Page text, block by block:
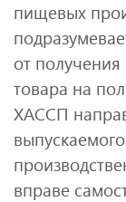
пищевых
от получения
товара на
ХАССП
вправе